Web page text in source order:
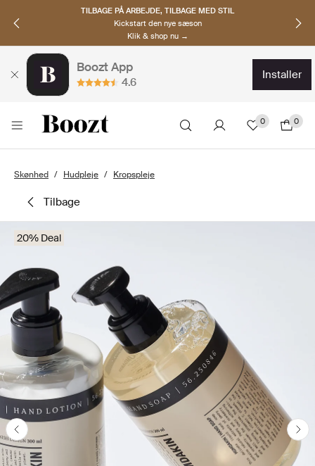
TILBAGE PÅ ARBEJDE, TILBAGE MED STIL
Kickstart den nye sæson
Klik & shop nu →
Boozt App
4.6
installer
0 0
Skønhed Hudpleje Kropspleje
tilbage
20% Deal